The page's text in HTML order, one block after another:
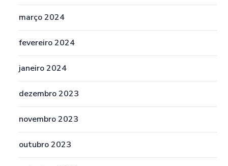
março 2024
fevereiro 2024
janeiro 2024
dezembro 2023
novembro 2023
outubro 2023